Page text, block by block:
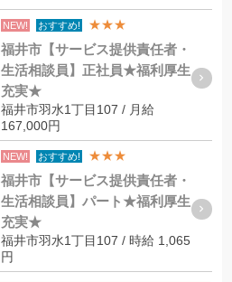
NEW! おすすめ! ★★★
福井市【サービス提供責任者・
生活相談員】正社員★福利厚生
充実★
福井市羽水1丁目107 / 月給
167,000円
NEW! おすすめ! ★★★
福井市【サービス提供責任者・
生活相談員】パート★福利厚生
充実★
福井市羽水1丁目107 / 時給 1,065
円